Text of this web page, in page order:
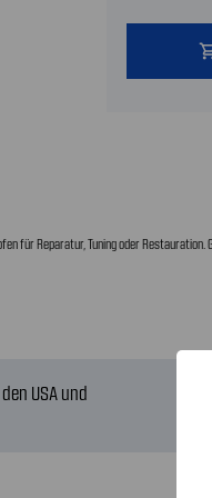
für Reparatur, Tuning oder Restauration.
USA und